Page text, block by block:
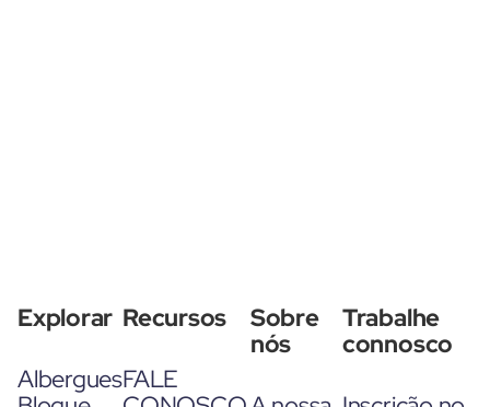
Explorar
Albergues
Recursos
FALE
Sobre
nós
Trabalhe
connosco